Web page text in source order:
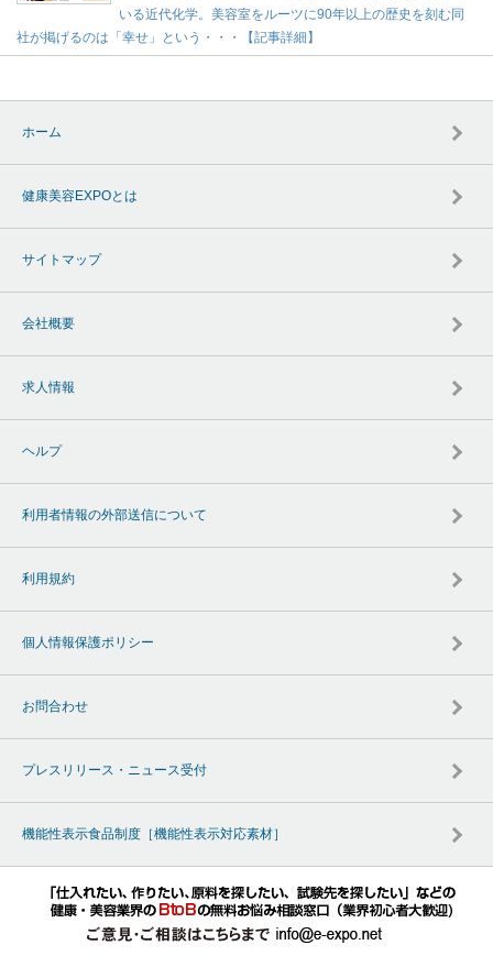
いる近代化学。美容室をルーツに90年以上の歴史を刻む同
社が掲げるのは「幸せ」という・・・【記事詳細】
ホーム
健康美容EXPOとは
サイトマップ
会社概要
求人情報
ヘルプ
利用者情報の外部送信について
利用規約
個人情報保護ポリシー
お問合わせ
プレスリリース・ニュース受付
機能性表示食品制度［機能性表示対応素材］